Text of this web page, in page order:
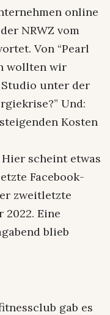
online
NRWZ vom
Von “Pearl
wollten wir
Studio unter der
Und:
Kosten
Hier scheint etwas
Facebook-
zweitletzte
2022. Eine
blieb
gab es